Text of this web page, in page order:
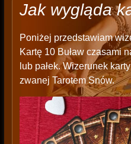
Jak wygląda
Poniżej przedstawiam
Kartę 10 Buław czasami
lub pałek. Wizerunek
zwanej Tarotem Snów.